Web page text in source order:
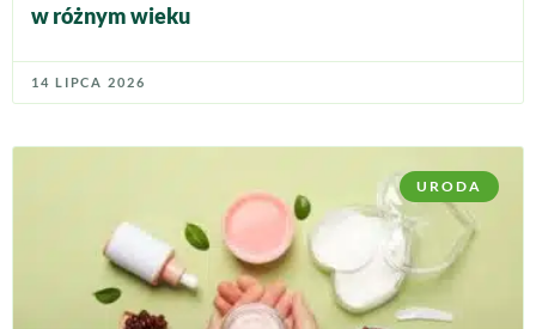
w różnym wieku
14 LIPCA 2026
URODA